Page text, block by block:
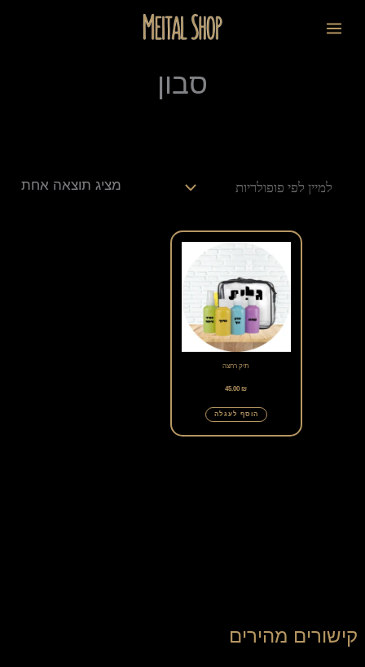
לתוכן
סבון
קישורים מהירים
מציג תוצאה אחת
תיק רחצה
45.00₪
הוסף לעגלה